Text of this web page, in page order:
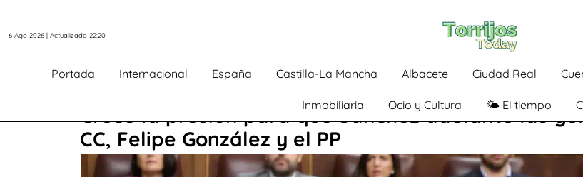
6 Ago 2026 | Actualizado 22:20
Portada Internacional España Castilla-La Mancha Albacete Ciudad Real
Inmobiliaria Ocio y Cultura 🌤️ El tiempo
Crece la presión para que Sánchez adelante las
CC, Felipe González y el PP